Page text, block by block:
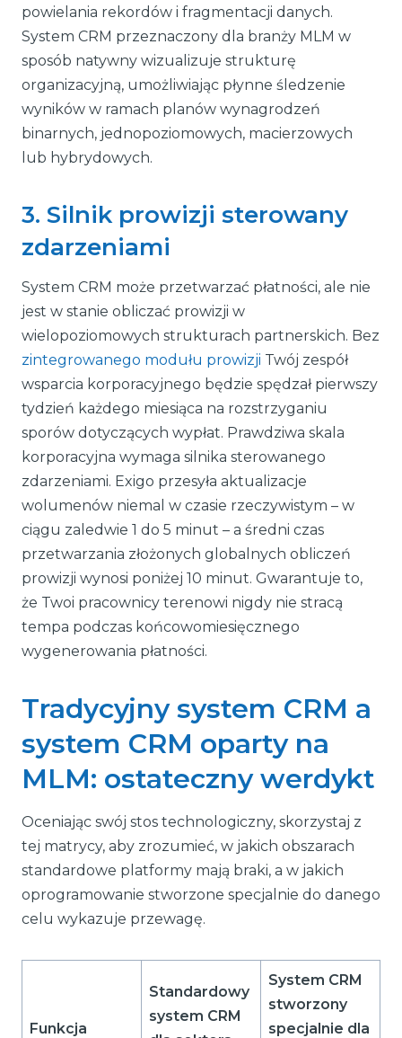
powielania rekordów i fragmentacji danych.
System CRM przeznaczony dla branży MLM w
sposób natywny wizualizuje strukturę
organizacyjną, umożliwiając płynne śledzenie
wyników w ramach planów wynagrodzeń
binarnych, jednopoziomowych, macierzowych
lub hybrydowych.
3. Silnik prowizji sterowany
zdarzeniami
System CRM może przetwarzać płatności, ale nie
jest w stanie obliczać prowizji w
wielopoziomowych strukturach partnerskich. Bez
zintegrowanego modułu prowizji Twój zespół
wsparcia korporacyjnego będzie spędzał pierwszy
tydzień każdego miesiąca na rozstrzyganiu
sporów dotyczących wypłat. Prawdziwa skala
korporacyjna wymaga silnika sterowanego
zdarzeniami. Exigo przesyła aktualizacje
wolumenów niemal w czasie rzeczywistym – w
ciągu zaledwie 1 do 5 minut – a średni czas
przetwarzania złożonych globalnych obliczeń
prowizji wynosi poniżej 10 minut. Gwarantuje to,
że Twoi pracownicy terenowi nigdy nie stracą
tempa podczas końcowomiesięcznego
wygenerowania płatności.
Tradycyjny system CRM a
system CRM oparty na
MLM: ostateczny werdykt
Oceniając swój stos technologiczny, skorzystaj z
tej matrycy, aby zrozumieć, w jakich obszarach
standardowe platformy mają braki, a w jakich
oprogramowanie stworzone specjalnie do danego
celu wykazuje przewagę.
Funkcja
Standardowy
system CRM
System CRM
stworzony
specjalnie dla